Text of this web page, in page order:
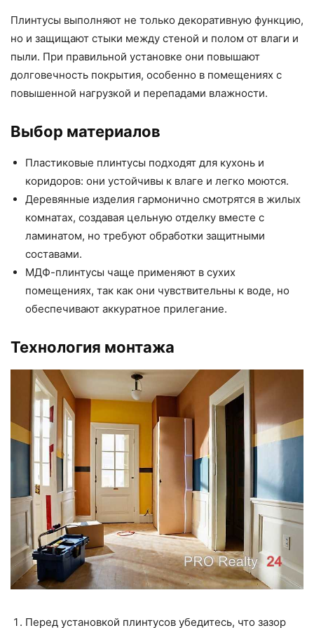
Плинтусы выполняют не только декоративную функцию,
но и защищают стыки между стеной и полом от влаги и
пыли. При правильной установке они повышают
долговечность покрытия, особенно в помещениях с
повышенной нагрузкой и перепадами влажности.
Выбор материалов
Пластиковые плинтусы подходят для кухонь и
коридоров: они устойчивы к влаге и легко моются.
Деревянные изделия гармонично смотрятся в жилых
комнатах, создавая цельную отделку вместе с
ламинатом, но требуют обработки защитными
составами.
МДФ-плинтусы чаще применяют в сухих
помещениях, так как они чувствительны к воде, но
обеспечивают аккуратное прилегание.
Технология монтажа
Перед установкой плинтусов убедитесь, что зазор